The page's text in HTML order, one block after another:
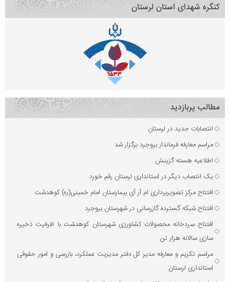
کنگره شهدای استان لرستان
مطالب پربازدید
انتصابات جدید در لرستان
مراسم معارفه فرماندار بروجرد برگزار شد
اطلاعیه هسته گزینش
یک انتصاب دیگر در استانداری لرستان رقم خورد
افتتاح مرکز تصویربرداری ام آر آی بیمارستان امام خمینی(ره) کوهدشت
افتتاح شبکه گسترده گازرسانی در شهرستان بروجرد
افتتاح سردخانه محصولات کشاورزی شهرستان کوهدشت با ظرفیت ذخیره‌
سازی سالانه هزار تن
مراسم تکریم و معارفه مدیر کل دفتر مدیریت عملکرد، بازرسی و امور حقوقی
استانداری لرستان